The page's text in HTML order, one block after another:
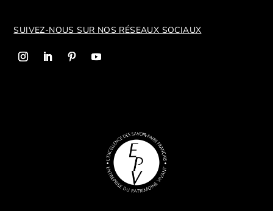
SUIVEZ-NOUS SUR NOS RÉSEAUX SOCIAUX